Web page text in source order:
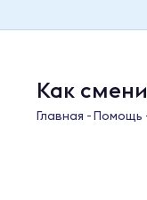
Как
Главная Помощь